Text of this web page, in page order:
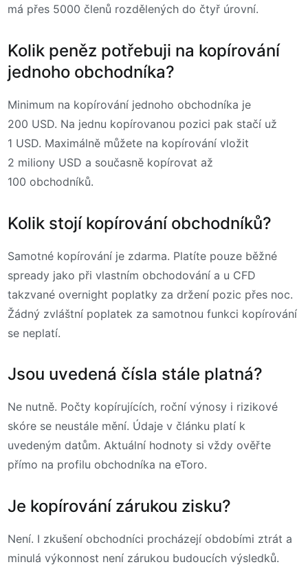
má přes 5000 členů rozdělených do čtyř úrovní.
Kolik peněz potřebuji na kopírování
jednoho obchodníka?
Minimum na kopírování jednoho obchodníka je
200 USD. Na jednu kopírovanou pozici pak stačí už
1 USD. Maximálně můžete na kopírování vložit
2 miliony USD a současně kopírovat až
100 obchodníků.
Kolik stojí kopírování obchodníků?
Samotné kopírování je zdarma. Platíte pouze běžné
spready jako při vlastním obchodování a u CFD
takzvané overnight poplatky za držení pozic přes noc.
Žádný zvláštní poplatek za samotnou funkci kopírování
se neplatí.
Jsou uvedená čísla stále platná?
Ne nutně. Počty kopírujících, roční výnosy i rizikové
skóre se neustále mění. Údaje v článku platí k
uvedeným datům. Aktuální hodnoty si vždy ověřte
přímo na profilu obchodníka na eToro.
Je kopírování zárukou zisku?
Není. I zkušení obchodníci procházejí obdobími ztrát a
minulá výkonnost není zárukou budoucích výsledků.